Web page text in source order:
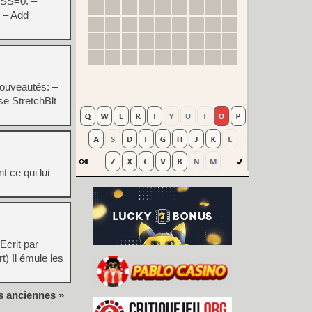
Add
–
StretchBlt
ce qui lui
par
Il émule les
anciennes »